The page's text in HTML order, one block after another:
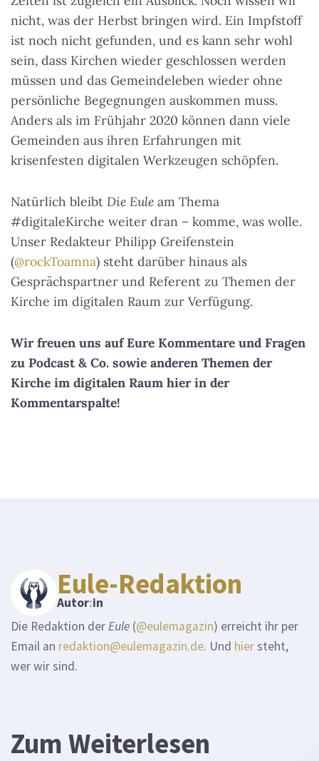
nicht, was der Herbst bringen wird. Ein Impfstoff
ist noch nicht gefunden, und es kann sehr wohl
sein, dass Kirchen wieder geschlossen werden
müssen und das Gemeindeleben wieder ohne
persönliche Begegnungen auskommen muss.
Anders als im Frühjahr 2020 können dann viele
Gemeinden aus ihren Erfahrungen mit
krisenfesten digitalen Werkzeugen schöpfen.
Natürlich bleibt Die Eule am Thema
#digitaleKirche weiter dran – komme, was wolle.
Unser Redakteur Philipp Greifenstein
(@rockToamna) steht darüber hinaus als
Gesprächspartner und Referent zu Themen der
Kirche im digitalen Raum zur Verfügung.
Wir freuen uns auf Eure Kommentare und Fragen
zu Podcast & Co. sowie anderen Themen der
Kirche im digitalen Raum hier in der
Kommentarspalte!
Eule-Redaktion
Autor:in
Die Redaktion derEule (@eulemagazin) erreicht ihr per
Email an redaktion@eulemagazin.de. Und hiersteht,
wer wir sind.
Zum Weiterlesen